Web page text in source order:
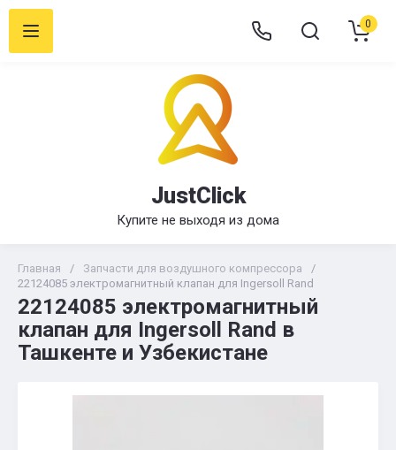
JustClick
Купите не выходя из дома
0
Главная / Запчасти для воздушного компрессора
/
22124085 электромагнитный клапан для Ingersoll Rand
22124085 электромагнитный
клапан для Ingersoll Rand в
Ташкенте и Узбекистане